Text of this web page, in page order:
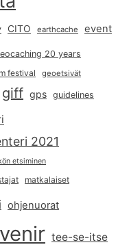
CITO earthcache event
20 years
festival geoetsivät
giff gps guidelines
2021
etsiminen
matkalaiset
ohjenuorat
tee-se-itse